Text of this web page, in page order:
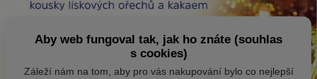
Aby web fungoval tak, jak ho znáte (souhlas
s cookies)
Záleží nám na tom, aby pro vás nakupování bylo co nejlepší